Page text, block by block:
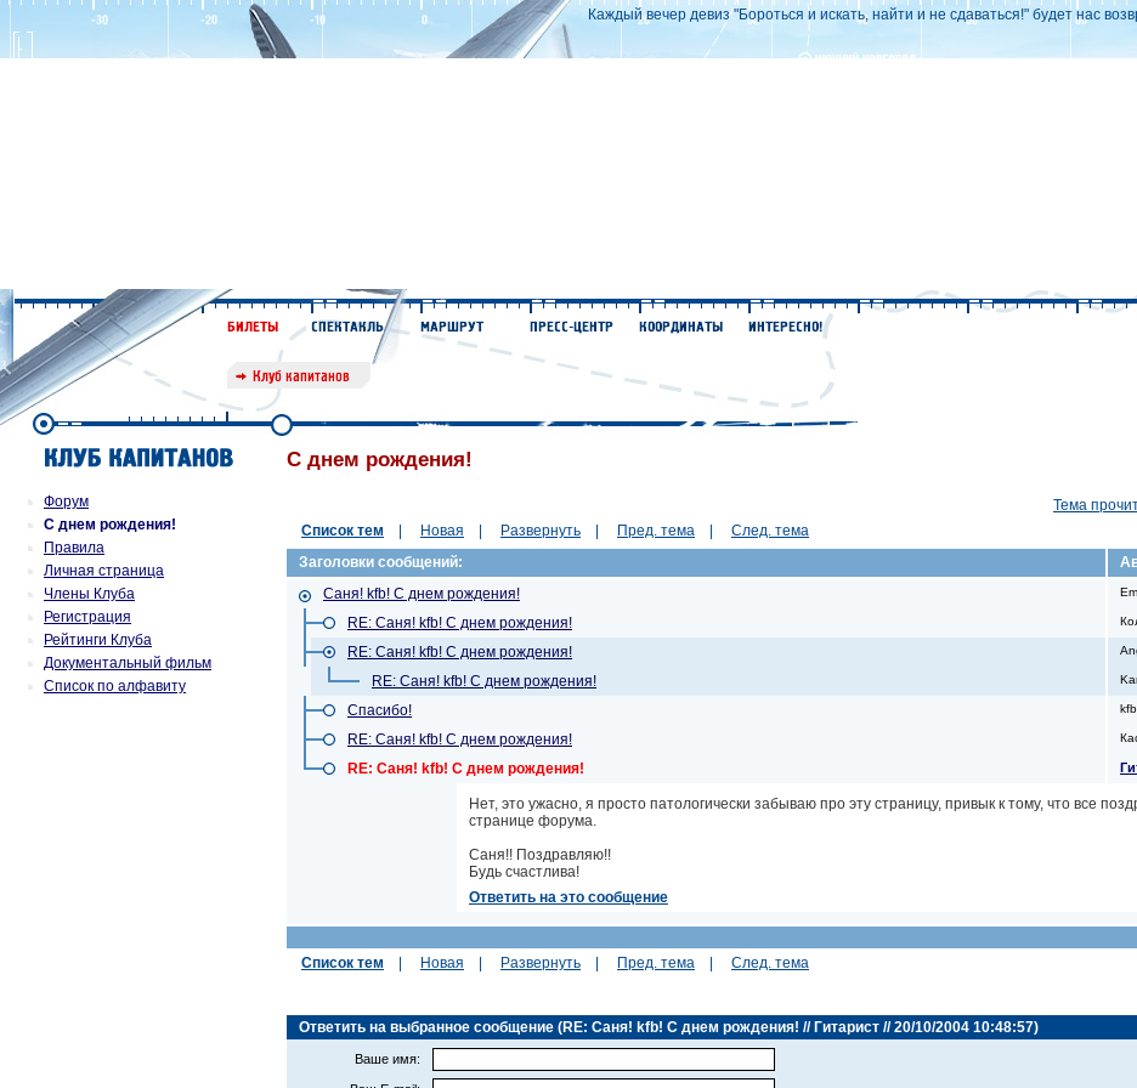
Каждый вечер девиз "Бороться и искать, найти и не сдаваться!" будет нас
Форум
С днем рождения!
Правила
Личная страница
Члены Клуба
Регистрация
Рейтинги Клуба
Документальный фильм
Список по алфавиту
С днем рождения!
Тема
Список тем
Новая Развернуть Пред. тема
След. тема
Заголовки сообщений:
Саня! kfb! С днем рождения!
RE: Саня! kfb! С днем рождения!
RE: Саня! kfb! С днем рождения!
RE: Саня! kfb! С днем рождения!
Спасибо!
RE: Саня! kfb! С днем рождения!
RE: Саня! kfb! С днем рождения!
Нет, это ужасно, я просто патологически забываю про эту страницу, привык к тому, что все
странице форума.
Саня!! Поздравляю!!
Будь счастлива!
Ответить на это сообщение
Список тем Новая Развернуть Пред. тема След. тема
Ответить на выбранное сообщение (RE: Саня! kfb! С днем рождения! // Гитарист // 20/10/2004 10:48:57)
Ваше имя: